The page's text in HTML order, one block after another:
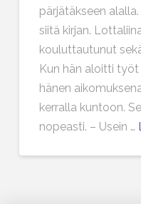
pärjätäkseen
siitä kirjan.
kouluttautunut
Kun hän aloitti työt
hänen
kerralla kuntoon.
nopeasti. – Usein …